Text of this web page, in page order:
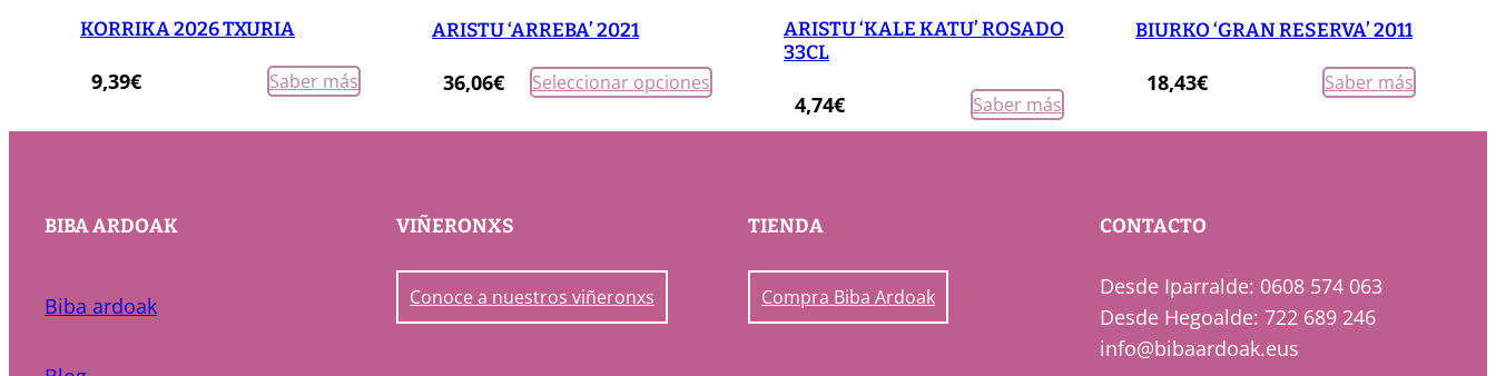
KORRIKA 2026 TXURIA
9,39€ Saber más
ARISTU ‘ARREBA’ 2021
36,06€ Seleccionar opciones
ARISTU ‘KALE KATU’ ROSADO
33CL
4,74€ Saber más
BIURKO ‘GRAN RESERVA’ 2011
18,43€ Saber más
BIBA ARDOAK
Biba ardoak
VIÑERONXS
Conoce a nuestros viñeronxs
TIENDA
Compra Biba Ardoak
CONTACTO
Desde Iparralde: 0608 574 063
Desde Hegoalde: 722 689 246
info@bibaardoak.eus